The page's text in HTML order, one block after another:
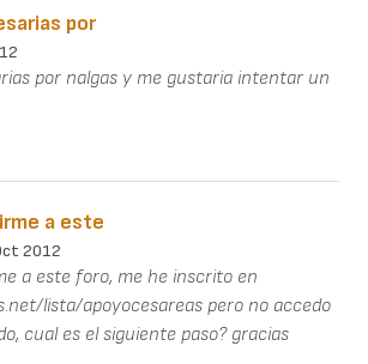
por
por nalgas y me gustaria intentar un
a este
2012
a este foro, me he inscrito en
lista/apoyocesareas pero no accedo
cual es el siguiente paso? gracias